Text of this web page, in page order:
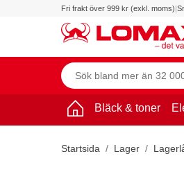
Fri frakt över 999 kr (exkl. moms)|
Bläck & toner
Startsida Lager